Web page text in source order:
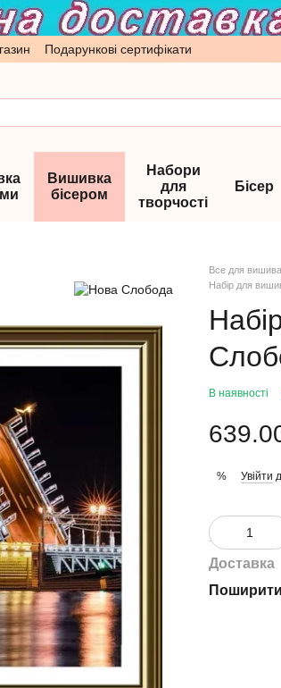
Подарункові сертифікати
Вишивка
бісером
Набори
для
творчості
Бісер
Все для
Набір для
В наявності
% Увійти
Доставка